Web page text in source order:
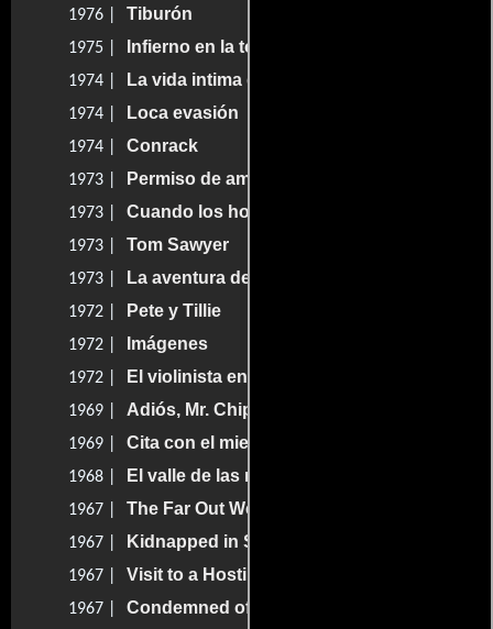
1976 | Tiburón
1975 | Infierno en la torre
1974 | La vida intima de un estudiante
1974 | Loca evasión
1974 | Conrack
1973 | Permiso de amor hacia medianoche
1973 | Cuando los hombres matan
1973 | Tom Sawyer
1973 | La aventura del Poseidón
1972 | Pete y Tillie
1972 | Imágenes
1972 | El violinista en el tejado
1969 | Adiós, Mr. Chips
1969 | Cita con el miedo
1968 | El valle de las muñecas
1967 | The Far Out West
1967 | Kidnapped in Space
1967 | Visit to a Hostile Planet
1967 | Condemned of Space